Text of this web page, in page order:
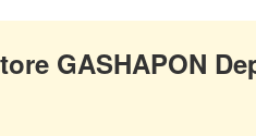
GASHAPON